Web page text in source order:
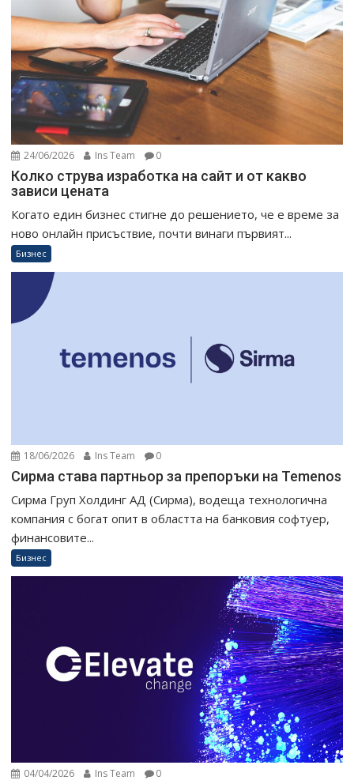
24/06/2026 Ins Team 0
Колко струва изработка на сайт и от какво
зависи цената
Когато един бизнес стигне до решението, че е време за
ново онлайн присъствие, почти винаги първият...
Бизнес
18/06/2026 Ins Team 0
Сирма става партньор за препоръки на Temenos
Сирма Груп Холдинг АД (Сирма), водеща технологична
компания с богат опит в областта на банковия софтуер,
финансовите...
Бизнес
04/04/2026 Ins Team 0